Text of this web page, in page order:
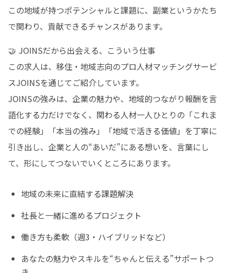
この地域が持つポテンシャルと課題に、副業というかたち
で関わり、貢献できるチャンスがあります。
🤝 JOINSだから出会える、こういう仕事
この求人は、移住・地域志向のプロ人材マッチングサービ
スJOINSを通じてご紹介しています。
JOINSの強みは、企業の魅力や、地域的つながり報酬を言
語化する力だけでなく、関わる人材一人ひとりの「これま
での経験」「本当の強み」「地域で活きる価値」を丁寧に
引き出し、企業と人の“あいだ”にある想いを、言葉にし
て、形にしてつないでいくところにあります。
地域の未来に直結する課題解決
社長と一緒に進めるプロジェクト
働き方も柔軟（週3・ハイブリッドなど）
あなたの魅力やスキルを“ちゃんと伝える”サポートつ